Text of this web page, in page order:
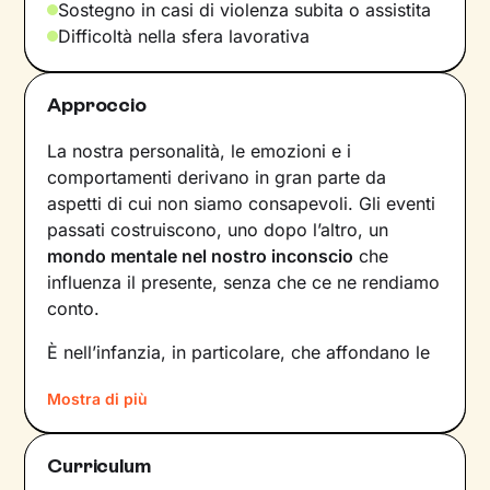
Sostegno in casi di violenza subita o assistita
Difficoltà nella sfera lavorativa
Approccio
La nostra personalità, le emozioni e i
comportamenti derivano in gran parte da
aspetti di cui non siamo consapevoli. Gli eventi
passati costruiscono, uno dopo l’altro, un
mondo mentale nel nostro inconscio che
influenza il presente, senza che ce ne rendiamo
conto.
È nell’infanzia, in particolare, che affondano le
e agire: leesperienze vissute in famiglia
infatti, vengono apprese, memorizzate e
riproposte nelle relazioni successive.
Mostra di più
Curriculum